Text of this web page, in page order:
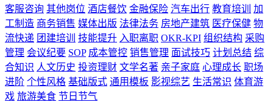
客服咨询 其他岗位 酒店餐饮 金融保险 汽车出行 教育培训
加
工制造 商务销售 媒体出版 法律法务 房地产建筑 医疗保健 物
流快递 团建培训 技能提升 入职离职 OKR-KPI 组织结构 采购
管理 会议纪要 SOP 成本管控 销售管理 面试技巧 计划总结 综
合知识 人文历史 投资理财 文学名著 亲子家庭 心理成长 职场
进阶 个性风格 基础版式 通用模板 影视综艺 生活常识 体育游
戏 旅游美食 节日节气